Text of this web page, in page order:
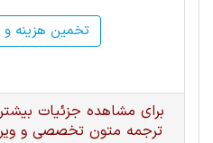
تخمین هزینه
برای مشاهده جزئیات
ترجمه متون تخصصی و